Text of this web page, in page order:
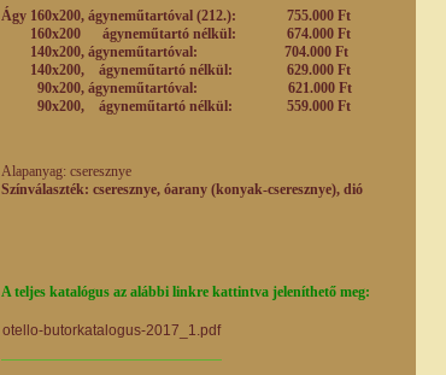
Ágy 160x200, ágyneműtartóval (212.): 755.000 Ft
160x200 ágyneműtartó nélkül: 674.000 Ft
140x200, ágyneműtartóval: 704.000 Ft
140x200, ágyneműtartó nélkül: 629.000 Ft
90x200, ágyneműtartóval: 621.000 Ft
90x200, ágyneműtartó nélkül: 559.000 Ft
Alapanyag: cseresznye
Színválaszték: cseresznye, óarany (konyak-cseresznye), dió
A teljes katalógus az alábbi linkre kattintva jeleníthető meg:
otello-butorkatalogus-2017_1.pdf